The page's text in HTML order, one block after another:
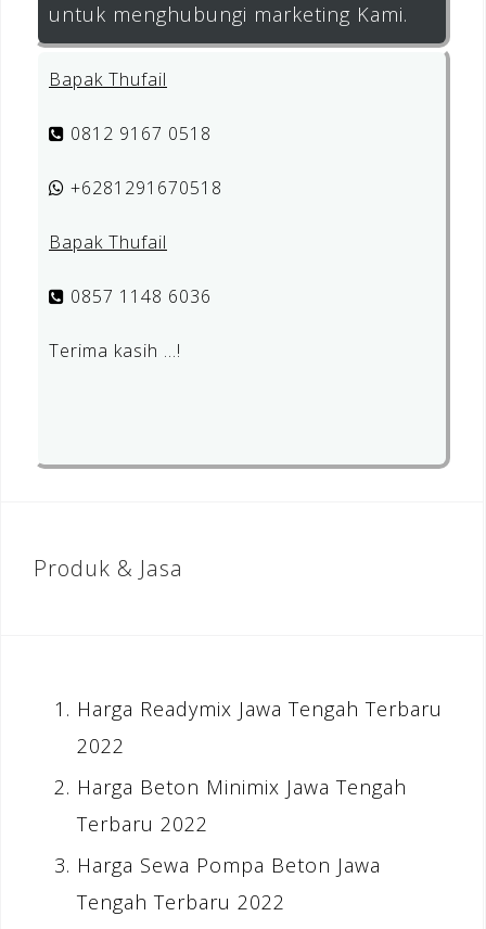
untuk menghubungi marketing Kami.
Bapak Thufail
0812 9167 0518
+6281291670518
Bapak Thufail
0857 1148 6036
Terima kasih …!
Produk & Jasa
Harga Readymix Jawa Tengah Terbaru
2022
Harga Beton Minimix Jawa Tengah
Terbaru 2022
Harga Sewa Pompa Beton Jawa
Tengah Terbaru 2022